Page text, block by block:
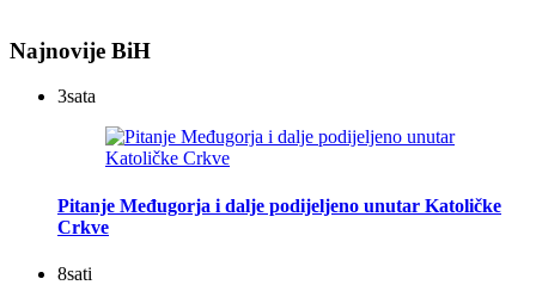
Najnovije BiH
3sata
Pitanje Međugorja i dalje podijeljeno unutar Katoličke
Crkve
8sati